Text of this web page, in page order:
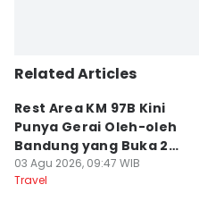
Related Articles
Rest Area KM 97B Kini
Punya Gerai Oleh-oleh
Bandung yang Buka 24
Jam
03 Agu 2026, 09:47 WIB
Travel